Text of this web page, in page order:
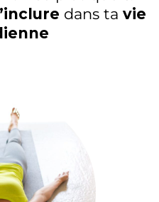
dans ta vie